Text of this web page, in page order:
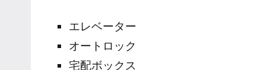
エレベーター
オートロック
宅配ボックス